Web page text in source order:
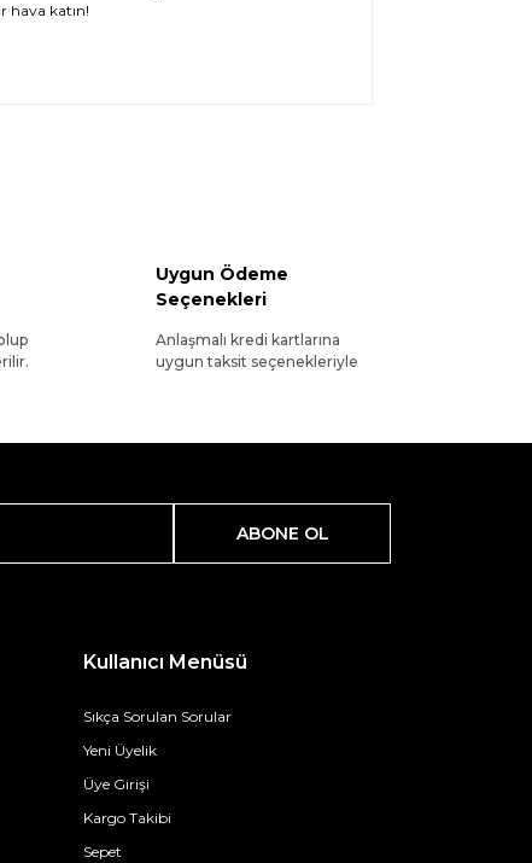
hava katın!
Uygun Ödeme
Seçenekleri
Anlaşmalı kredi kartlarına
uygun taksit seçenekleriyle
ABONE OL
Kullanıcı Menüsü
Sıkça Sorulan Sorular
Yeni Üyelik
Üye Girişi
Kargo Takibi
Sepet